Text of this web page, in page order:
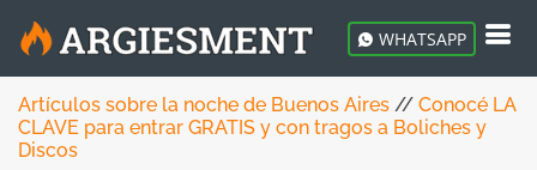
WHATSAPP
Artículos sobre la noche de Buenos Aires // Conocé LA
CLAVE para entrar GRATIS y con tragos a Boliches y
Discos